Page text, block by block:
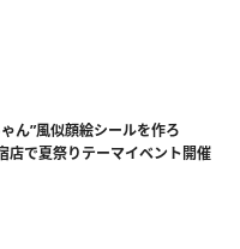
ん”風似顔絵シールを作ろ
で夏祭りテーマイベント開催